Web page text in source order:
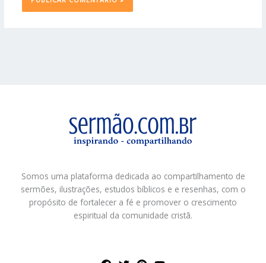
Somos uma plataforma dedicada ao compartilhamento de
sermões, ilustrações, estudos bíblicos e e resenhas, com o
propósito de fortalecer a fé e promover o crescimento
espiritual da comunidade cristã.